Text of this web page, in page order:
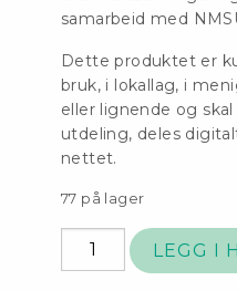
samarbeid med
Dette produktet er
bruk, i lokallag, i
eller lignende og
utdeling, deles
nettet.
77 på lager
Lederkurset
(hefte)
LEGG I